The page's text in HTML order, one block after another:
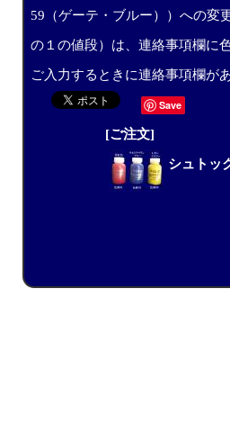
59（ゲーテ・ブルー））への変
の１の値段）は、連絡事項欄に
ご入力するときに連絡事項欄が
Save
[ご注文]
シュトッ